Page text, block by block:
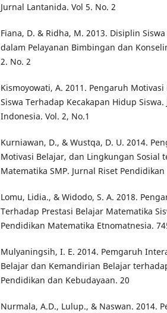
Jurnal Lantanida. Vol 5. No. 2
Fiana, D. & Ridha, M. 2013. Disiplin
dalam Pelayanan Bimbingan dan
2. No. 2
Kismoyowati, A. 2011. Pengaruh
Siswa Terhadap Kecakapan Hidup
Indonesia. Vol. 2, No.1
Kurniawan, D., & Wustqa, D. U. 2014.
Motivasi Belajar, dan Lingkungan Sosial
Matematika SMP. Jurnal Riset
Lomu, Lidia., & Widodo, S. A. 2018.
Terhadap Prestasi Belajar Matematika
Pendidikan Matematika Etnomatnesia.
Mulyaningsih, I. E. 2014. Pemgaruh
Belajar dan Kemandirian Belajar
Pendidikan dan Kebudayaan. 20
Nurmala, A.D., Lulup., & Naswan. 2014.